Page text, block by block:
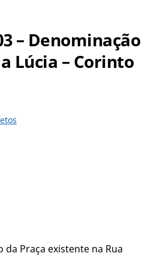
– Denominação
Lúcia – Corinto
da Praça existente na Rua